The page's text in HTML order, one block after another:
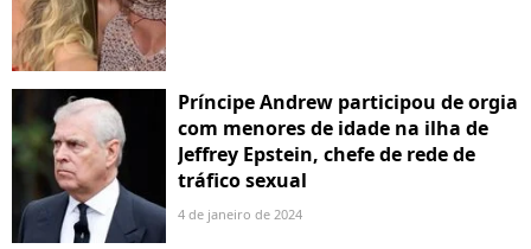
Príncipe Andrew participou de orgia
com menores de idade na ilha de
Jeffrey Epstein, chefe de rede de
tráfico sexual
4 de janeiro de 2024